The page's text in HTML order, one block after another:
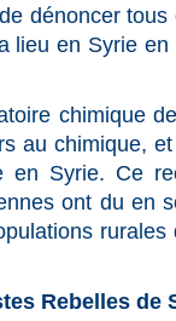
dénoncer tous
lieu en Syrie en
chimique
au chimique,
en Syrie. Ce
ont du en
rurales
Rebelles de